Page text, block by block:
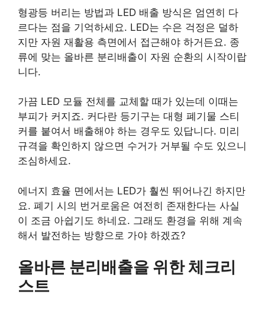
형광등 버리는 방법과 LED 배출 방식은 엄연히 다
르다는 점을 기억하세요. LED는 수은 걱정은 덜하
지만 자원 재활용 측면에서 접근해야 하거든요. 종
류에 맞는 올바른 분리배출이 자원 순환의 시작이랍
니다.
가끔 LED 모듈 전체를 교체할 때가 있는데 이때는
부피가 커지죠. 커다란 등기구는 대형 폐기물 스티
커를 붙여서 배출해야 하는 경우도 있답니다. 미리
규격을 확인하지 않으면 수거가 거부될 수도 있으니
조심하세요.
에너지 효율 면에서는 LED가 훨씬 뛰어나긴 하지만
요. 폐기 시의 번거로움은 여전히 존재한다는 사실
이 조금 아쉽기도 하네요. 그래도 환경을 위해 계속
해서 발전하는 방향으로 가야 하겠죠?
올바른 분리배출을 위한 체크리
스트